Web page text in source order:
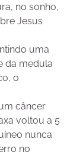
no sonho,
Jesus
uma
da medula
o
câncer
voltou a 5
nunca
no